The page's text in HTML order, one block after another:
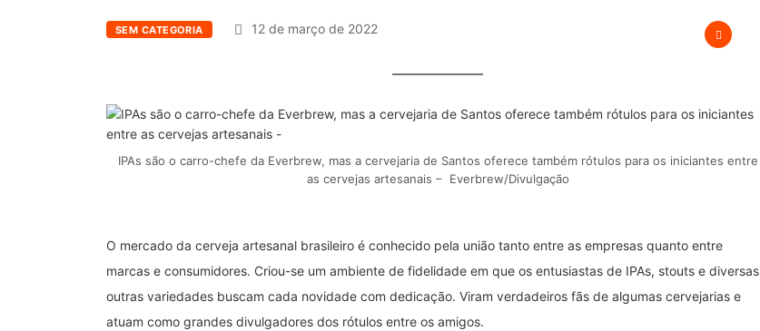
SEM CATEGORIA 12 de março de 2022
IPAs são o carro-chefe da Everbrew, mas a cervejaria de Santos oferece também rótulos para os iniciantes entre
as cervejas artesanais – Everbrew/Divulgação
O mercado da cerveja artesanal brasileiro é conhecido pela união tanto entre as empresas quanto entre
marcas e consumidores. Criou-se um ambiente de fidelidade em que os entusiastas de IPAs, stouts e diversas
outras variedades buscam cada novidade com dedicação. Viram verdadeiros fãs de algumas cervejarias e
atuam como grandes divulgadores dos rótulos entre os amigos.